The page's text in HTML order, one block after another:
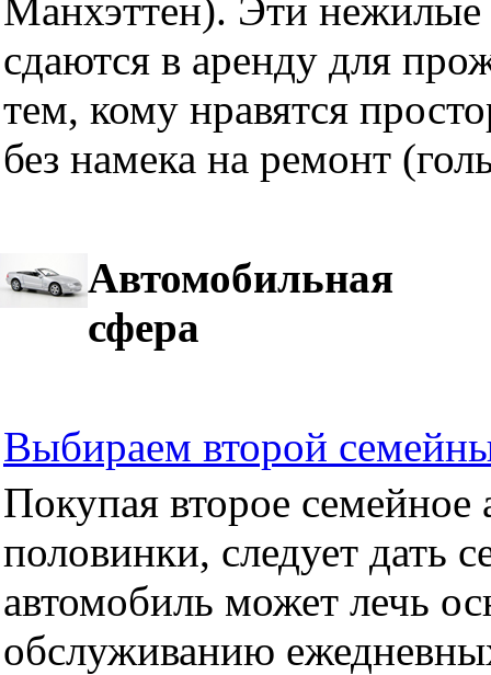
Манхэттен). Эти нежилые
сдаются в аренду для
тем, кому нравятся
без намека на ремонт
Автомобильная
сфера
Выбираем второй
Покупая второе семейное
половинки, следует дать
автомобиль может лечь
обслуживанию